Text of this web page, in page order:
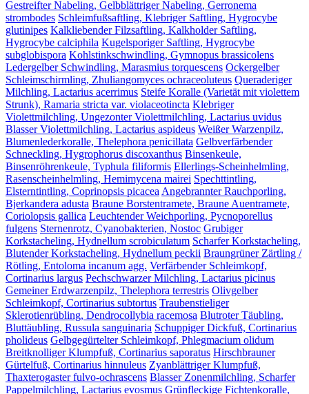
Gestreifter Nabeling, Gelbblättriger Nabeling, Gerronema
strombodes Schleimfußsaftling, Klebriger Saftling, Hygrocybe
glutinipes Kalkliebender Filzsaftling, Kalkholder Saftling,
Hygrocybe calciphila Kugelsporiger Saftling, Hygrocybe
subglobispora Kohlstinkschwindling, Gymnopus brassicolens
Ledergelber Schwindling, Marasmius torquescens Ockergelber
Schleimschirmling, Zhuliangomyces ochraceoluteus Queraderiger
Milchling, Lactarius acerrimus Steife Koralle (Varietät mit violettem
Strunk), Ramaria stricta var. violaceotincta Klebriger
Violettmilchling, Ungezonter Violettmilchling, Lactarius uvidus
Blasser Violettmilchling, Lactarius aspideus Weißer Warzenpilz,
Blumenlederkoralle, Thelephora penicillata Gelbverfärbender
Schneckling, Hygrophorus discoxanthus Binsenkeule,
Binsenröhrenkeule, Typhula filiformis Ellerlings-Scheinhelmling,
Rasenscheinhelmling, Hemimycena mairei Spechttintling,
Elsterntintling, Coprinopsis picacea Angebrannter Rauchporling,
Bjerkandera adusta Braune Borstentramete, Braune Auentramete,
Coriolopsis gallica Leuchtender Weichporling, Pycnoporellus
fulgens Sternenrotz, Cyanobakterien, Nostoc Grubiger
Korkstacheling, Hydnellum scrobiculatum Scharfer Korkstacheling,
Blutender Korkstacheling, Hydnellum peckii Braungrüner Zärtling /
Rötling, Entoloma incanum agg. Verfärbender Schleimkopf,
Cortinarius largus Pechschwarzer Milchling, Lactarius picinus
Gemeiner Erdwarzenpilz, Thelephora terrestris Olivgelber
Schleimkopf, Cortinarius subtortus Traubenstieliger
Sklerotienrübling, Dendrocollybia racemosa Blutroter Täubling,
Bluttäubling, Russula sanguinaria Schuppiger Dickfuß, Cortinarius
pholideus Gelbgegürtelter Schleimkopf, Phlegmacium olidum
Breitknolliger Klumpfuß, Cortinarius saporatus Hirschbrauner
Gürtelfuß, Cortinarius hinnuleus Zyanblättriger Klumpfuß,
Thaxterogaster fulvo-ochrascens Blasser Zonenmilchling, Scharfer
Pappelmilchling, Lactarius evosmus Grünfleckige Fichtenkoralle,